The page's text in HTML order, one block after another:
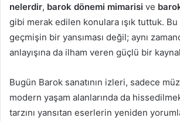
nelerdir, barok dönemi mimarisi ve
gibi merak edilen konulara ışık tuttuk. Bu
geçmişin bir yansıması değil; aynı
anlayışına da ilham veren güçlü bir
Bugün Barok sanatının izleri, sadece
modern yaşam alanlarında da
tarzını yansıtan eserlerin yeniden